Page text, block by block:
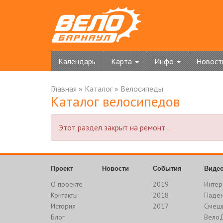
Календарь Карта Инфо
Главная » Каталог» Велосипеды
Каталог велосипедов
Этот раздел закрыт на ремонт....
Проект
О проекте
Контакты
История
Блог
Новости События
2019
2018
2017